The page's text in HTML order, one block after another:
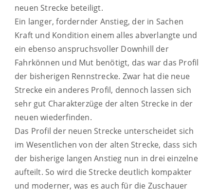
neuen Strecke beteiligt.
Ein langer, fordernder Anstieg, der in Sachen
Kraft und Kondition einem alles abverlangte und
ein ebenso anspruchsvoller Downhill der
Fahrkönnen und Mut benötigt, das war das Profil
der bisherigen Rennstrecke. Zwar hat die neue
Strecke ein anderes Profil, dennoch lassen sich
sehr gut Charakterzüge der alten Strecke in der
neuen wiederfinden.
Das Profil der neuen Strecke unterscheidet sich
im Wesentlichen von der alten Strecke, dass sich
der bisherige langen Anstieg nun in drei einzelne
aufteilt. So wird die Strecke deutlich kompakter
und moderner, was es auch für die Zuschauer